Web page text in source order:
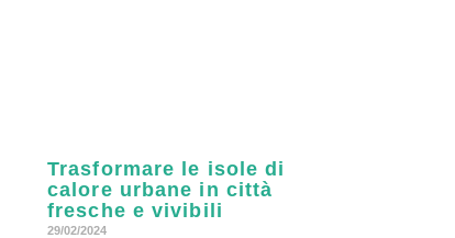
Trasformare le isole di
calore urbane in città
fresche e vivibili
29/02/2024